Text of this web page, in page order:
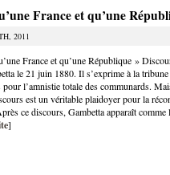
France et qu’une
2011
France et qu’une République »
le 21 juin 1880. Il s’exprime à la
pour l’amnistie totale des communards.
est un véritable plaidoyer pour la
ce discours, Gambetta apparaît comme
]